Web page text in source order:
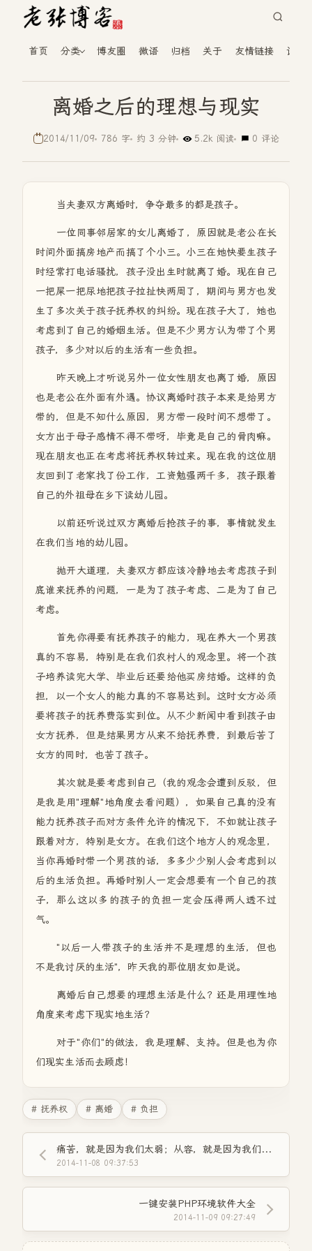
首页 分类 博友圈 微语 归档 关于 友情链接 读者
离婚之后的理想与现实
2014/11/09 786 字 约 3 分钟 5.2k 阅读 0 评论
当夫妻双方离婚时，争夺最多的都是孩子。
一位同事邻居家的女儿离婚了，原因就是老公在长
时间外面搞房地产而搞了个小三。小三在她快要生孩子
时经常打电话骚扰，孩子没出生时就离了婚。现在自己
一把屎一把尿地把孩子拉扯快两周了，期间与男方也发
生了多次关于孩子抚养权的纠纷。现在孩子大了，她也
考虑到了自己的婚姻生活。但是不少男方认为带了个男
孩子，多少对以后的生活有一些负担。
昨天晚上才听说另外一位女性朋友也离了婚，原因
也是老公在外面有外遇。协议离婚时孩子本来是给男方
带的，但是不知什么原因，男方带一段时间不想带了。
女方出于母子感情不得不带呀，毕竟是自己的骨肉嘛。
现在朋友也正在考虑将抚养权转过来。现在我的这位朋
友回到了老家找了份工作，工资勉强两千多，孩子跟着
自己的外祖母在乡下读幼儿园。
以前还听说过双方离婚后抢孩子的事，事情就发生
在我们当地的幼儿园。
抛开大道理，夫妻双方都应该冷静地去考虑孩子到
底谁来抚养的问题，一是为了孩子考虑、二是为了自己
考虑。
首先你得要有抚养孩子的能力，现在养大一个男孩
真的不容易，特别是在我们农村人的观念里。将一个孩
子培养读完大学、毕业后还要给他买房结婚。这样的负
担，以一个女人的能力真的不容易达到。这时女方必须
要将孩子的抚养费落实到位。从不少新闻中看到孩子由
女方抚养，但是结果男方从来不给抚养费，到最后苦了
女方的同时，也苦了孩子。
其次就是要考虑到自己（我的观念会遭到反驳，但
是我是用"理解"地角度去看问题），如果自己真的没有
能力抚养孩子而对方条件允许的情况下，不如就让孩子
跟着对方，特别是女方。在我们这个地方人的观念里，
当你再婚时带一个男孩的话，多多少少别人会考虑到以
后的生活负担。再婚时别人一定会想要有一个自己的孩
子，那么这以多的孩子的负担一定会压得两人透不过
气。
"以后一人带孩子的生活并不是理想的生活，但也
不是我讨厌的生活"，昨天我的那位朋友如是说。
离婚后自己想要的理想生活是什么？还是用理性地
角度来考虑下现实地生活？
对于"你们"的做法，我是理解、支持。但是也为你
们现实生活而去顾虑！
# 抚养权 # 离婚 # 负担
痛苦，就是因为我们太弱；从容，就是因为我们变强了
2014-11-08 09:37:53
一键安装PHP环境软件大全
2014-11-09 09:27:49